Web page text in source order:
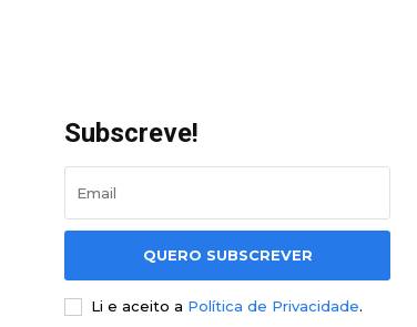
Subscreve!
QUERO SUBSCREVER
Li e aceito a Política de Privacidade.